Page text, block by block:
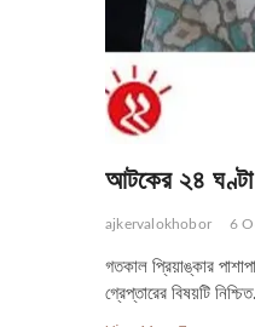
আটকের ২৪ ঘণ্টা
ajkervalokhobor 6
গতকাল প্রিয়াঙ্কার
গ্রেপ্তারের বিষয়টি